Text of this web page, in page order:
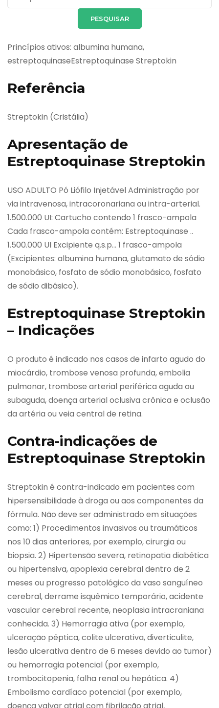
por:
Princípios ativos: albumina humana,
estreptoquinaseEstreptoquinase Streptokin
Referência
Streptokin (Cristália)
Apresentação de
Estreptoquinase Streptokin
USO ADULTO Pó Liófilo Injetável Administração por
via intravenosa, intracoronariana ou intra-arterial.
1.500.000 UI: Cartucho contendo 1 frasco-ampola
Cada frasco-ampola contém: Estreptoquinase ..
1.500.000 UI Excipiente q.s.p… 1 frasco-ampola
(Excipientes: albumina humana, glutamato de sódio
monobásico, fosfato de sódio monobásico, fosfato
de sódio dibásico).
Estreptoquinase Streptokin
– Indicações
O produto é indicado nos casos de infarto agudo do
miocárdio, trombose venosa profunda, embolia
pulmonar, trombose arterial periférica aguda ou
subaguda, doença arterial oclusiva crônica e oclusão
da artéria ou veia central de retina.
Contra-indicações de
Estreptoquinase Streptokin
Streptokin é contra-indicado em pacientes com
hipersensibilidade à droga ou aos componentes da
fórmula. Não deve ser administrado em situações
como: 1) Procedimentos invasivos ou traumáticos
nos 10 dias anteriores, por exemplo, cirurgia ou
biopsia. 2) Hipertensão severa, retinopatia diabética
ou hipertensiva, apoplexia cerebral dentro de 2
meses ou progresso patológico da vaso sanguíneo
cerebral, derrame isquêmico temporário, acidente
vascular cerebral recente, neoplasia intracraniana
conhecida. 3) Hemorragia ativa (por exemplo,
ulceração péptica, colite ulcerativa, diverticulite,
lesão ulcerativa dentro de 6 meses devido ao tumor)
ou hemorragia potencial (por exemplo,
trombocitopenia, falha renal ou hepática. 4)
Embolismo cardíaco potencial (por exemplo,